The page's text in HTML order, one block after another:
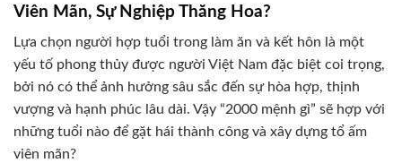
Viên Mãn, Sự Nghiệp Thăng Hoa?
Lựa chọn người hợp tuổi trong làm ăn và kết hôn là một
yếu tố phong thủy được người Việt Nam đặc biệt coi trọng,
bởi nó có thể ảnh hưởng sâu sắc đến sự hòa hợp, thịnh
vượng và hạnh phúc lâu dài. Vậy “2000 mệnh gì” sẽ hợp với
những tuổi nào để gặt hái thành công và xây dựng tổ ấm
viên mãn?